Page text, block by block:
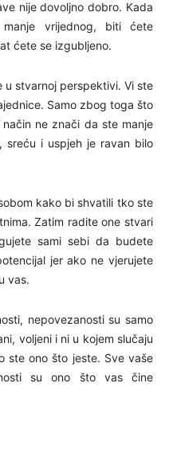
nije dovoljno dobro. Kada
vrijednog, biti ćete
ćete se izgubljeno.
stvarnoj perspektivi. Vi ste
Samo zbog toga što
ne znači da ste manje
sreću i uspjeh je ravan bilo
kako bi shvatili tko ste
Zatim radite one stvari
sami sebi da budete
jer ako ne vjerujete
vas.
nepovezanosti su samo
voljeni i ni u kojem slučaju
ste ono što jeste. Sve vaše
su ono što vas čine